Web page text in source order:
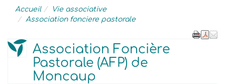
Accueil
Vie associative
Association fonciere pastorale
Association Foncière
Pastorale (AFP) de
Moncaup